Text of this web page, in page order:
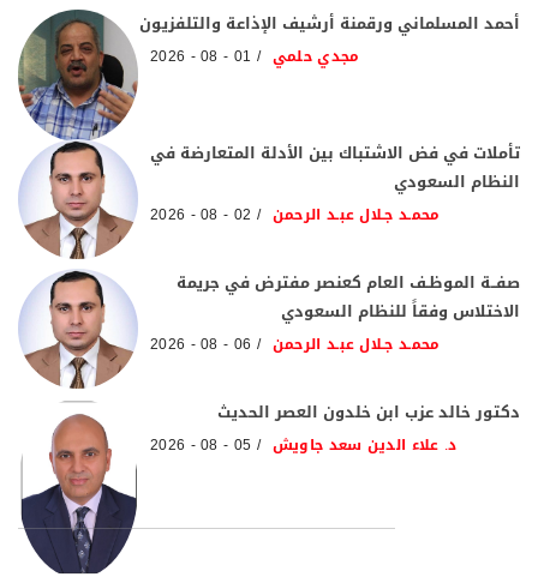
أحمد المسلماني ورقمنة أرشيف الإذاعة والتلفزيون
مجدي حلمي 01 - 08 - 2026
تأملات في فض الاشتباك بين الأدلة المتعارضة في
النظام السعودي
محمـد جـلال عبـد الرحمن 02 - 08 - 2026
صفــة الموظـف العام كعنصر مفترض في جريمة
الاختلاس وفقاً للنظام السعودي
محمـد جـلال عبـد الرحمن 06 - 08 - 2026
دكتور خالد عزب ابن خلدون العصر الحديث
د. علاء الدين سعد جاويش 05 - 08 - 2026